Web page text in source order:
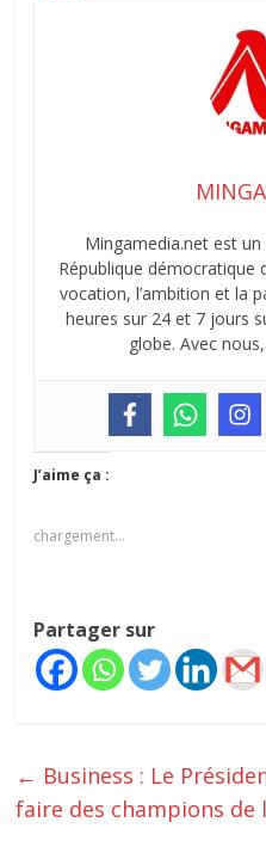
Mingamedia.net est
République démocratique
vocation, l’ambition et la
heures sur 24 et 7 jours
globe. Avec
J’aime ça :
chargement…
Partager sur
← Business : Le
faire des champions de